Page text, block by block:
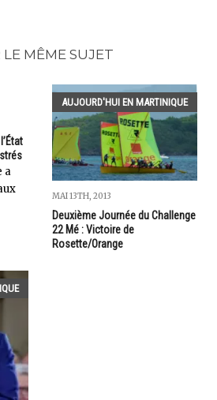
LE MÊME SUJET
a
AUJOURD'HUI EN MARTINIQUE
MAI 13TH, 2013
Deuxième Journée du Challenge
22 Mé : Victoire de
Rosette/Orange